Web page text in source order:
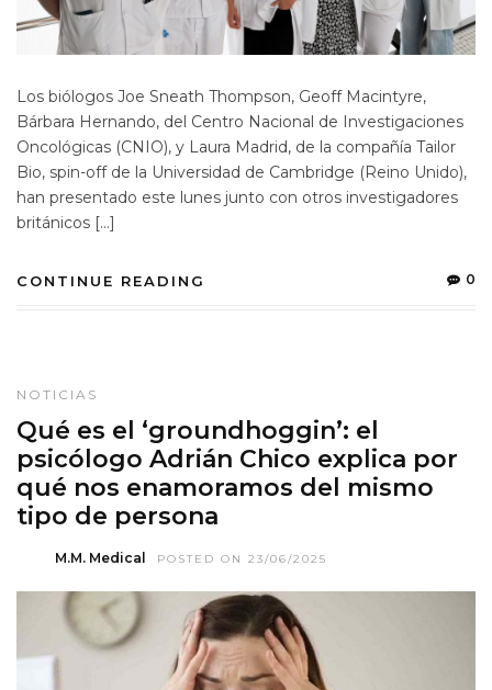
Los biólogos Joe Sneath Thompson, Geoff Macintyre,
Bárbara Hernando, del Centro Nacional de Investigaciones
Oncológicas (CNIO), y Laura Madrid, de la compañía Tailor
Bio, spin-off de la Universidad de Cambridge (Reino Unido),
han presentado este lunes junto con otros investigadores
británicos […]
CONTINUE READING 0
NOTICIAS
Qué es el ‘groundhoggin’: el
psicólogo Adrián Chico explica por
qué nos enamoramos del mismo
tipo de persona
M.M. Medical POSTED ON 23/06/2025